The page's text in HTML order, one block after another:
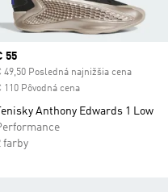
price
55
49,50 Posledná najnižšia cena
110 Pôvodná cena
Tenisky Anthony Edwards 1 Low
farby